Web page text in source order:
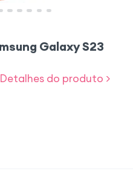
Galaxy S23
Detalhes do produto >